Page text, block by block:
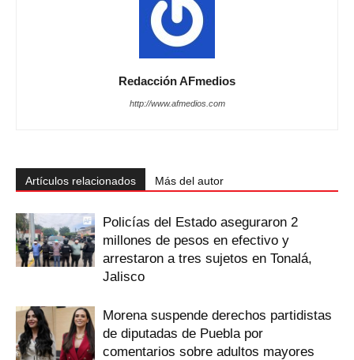
Redacción AFmedios
http://www.afmedios.com
Artículos relacionados Más del autor
Policías del Estado aseguraron 2
millones de pesos en efectivo y
arrestaron a tres sujetos en Tonalá,
Jalisco
Morena suspende derechos partidistas
de diputadas de Puebla por
comentarios sobre adultos mayores